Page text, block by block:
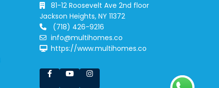
81-12 Roosevelt Ave 2nd floor
Jackson Heights, NY 11372
(718) 426-9216
info@multihomes.co
https://www.multihomes.co